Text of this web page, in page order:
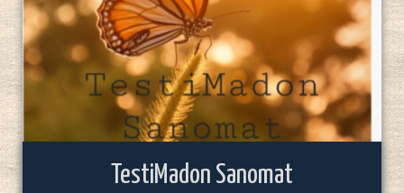
TestiMadon Sanomat